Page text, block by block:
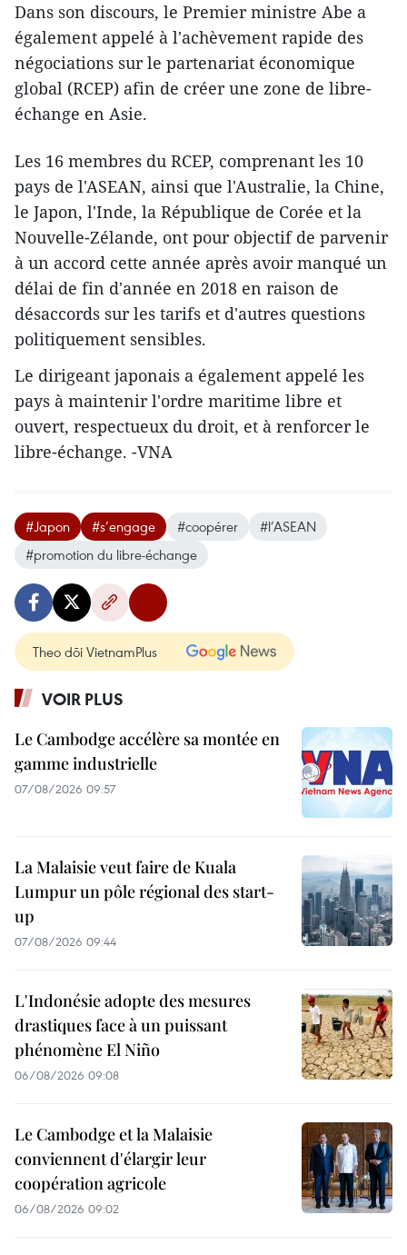
Dans son discours, le Premier ministre Abe a
également appelé à l'achèvement rapide des
négociations sur le partenariat économique
global (RCEP) afin de créer une zone de libre-
échange en Asie.
Les 16 membres du RCEP, comprenant les 10
pays de l'ASEAN, ainsi que l'Australie, la Chine,
le Japon, l'Inde, la République de Corée et la
Nouvelle-Zélande, ont pour objectif de parvenir
à un accord cette année après avoir manqué un
délai de fin d'année en 2018 en raison de
désaccords sur les tarifs et d'autres questions
politiquement sensibles.
Le dirigeant japonais a également appelé les
pays à maintenir l'ordre maritime libre et
ouvert, respectueux du droit, et à renforcer le
libre-échange. -VNA
#Japon #s’engage #coopérer
#l’ASEAN
#promotion du libre-échange
Theo dõi VietnamPlus
VOIR PLUS
Le Cambodge accélère sa montée en
gamme industrielle
07/08/2026 09:57
La Malaisie veut faire de Kuala
Lumpur un pôle régional des start-
up
07/08/2026 09:44
L'Indonésie adopte des mesures
drastiques face à un puissant
phénomène El Niño
06/08/2026 09:08
Le Cambodge et la Malaisie
conviennent d'élargir leur
coopération agricole
06/08/2026 09:02